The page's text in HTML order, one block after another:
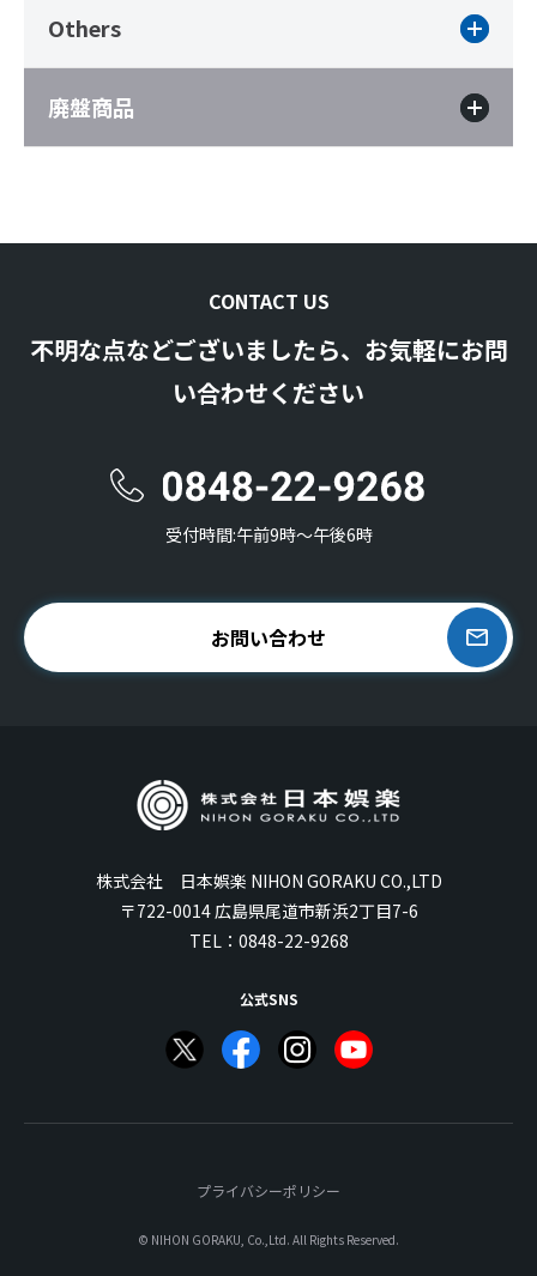
Others
廃盤商品
CONTACT US
不明な点などございましたら、お気軽にお問
い合わせください
受付時間:午前9時〜午後6時
お問い合わせ
株式会社 日本娯楽 NIHON GORAKU CO.,LTD
〒722-0014 広島県尾道市新浜2丁目7-6
TEL： 0848-22-9268
公式SNS
プライバシーポリシー
© NIHON GORAKU, Co.,Ltd. All Rights Reserved.